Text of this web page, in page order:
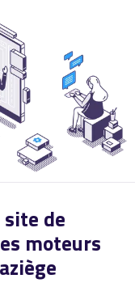
de
moteurs